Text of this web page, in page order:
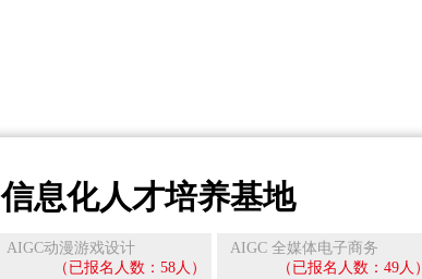
信息化人才培养基地
AIGC动漫游戏设计
（已报名人数：58人）
AIGC 全媒体电子商务
（已报名人数：49人）